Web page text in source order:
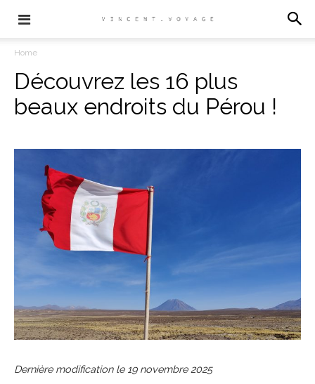
Home
Découvrez les 16 plus
beaux endroits du Pérou !
Dernière modification le 19 novembre 2025